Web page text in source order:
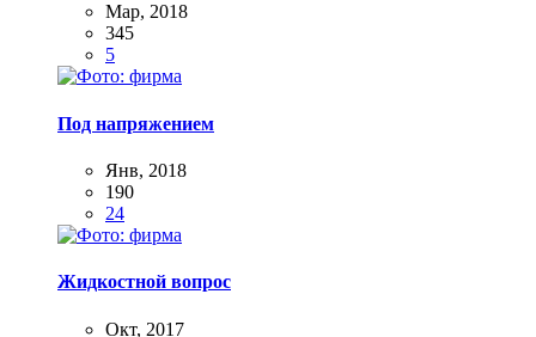
Мар, 2018
345
5
Под напряжением
Янв, 2018
190
24
Жидкостной вопрос
Окт, 2017